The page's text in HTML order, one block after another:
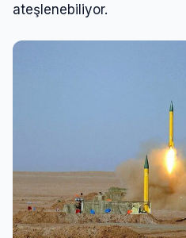
ateşlenebiliyor.